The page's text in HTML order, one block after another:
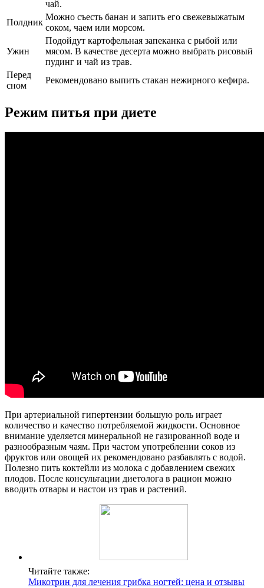
чай.
Полдник
Можно съесть банан и запить его свежевыжатым
соком, чаем или морсом.
Ужин
Подойдут картофельная запеканка с рыбой или
мясом. В качестве десерта можно выбрать рисовый
пудинг и чай из трав.
Перед
сном
Рекомендовано выпить стакан нежирного кефира.
Режим питья при диете
При артериальной гипертензии большую роль играет
количество и качество потребляемой жидкости. Основное
внимание уделяется минеральной не газированной воде и
разнообразным чаям. При частом употреблении соков из
фруктов или овощей их рекомендовано разбавлять с водой.
Полезно пить коктейли из молока с добавлением свежих
плодов. После консультации диетолога в рацион можно
вводить отвары и настои из трав и растений.
Читайте также:
Микотрин для лечения грибка ногтей: цена и отзывы